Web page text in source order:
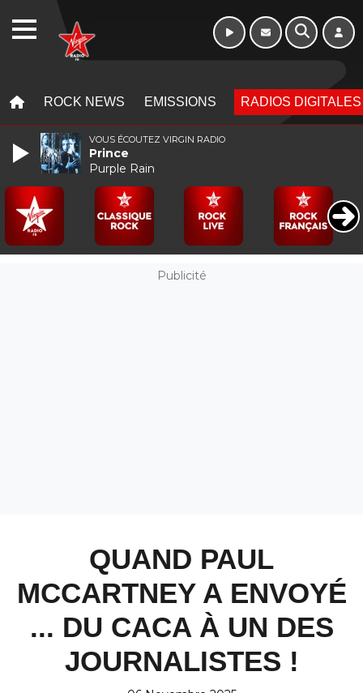
ROCK NEWS EMISSIONS RADIOS DIGITALES
Publicité
QUAND PAUL
MCCARTNEY A ENVOYÉ
... DU CACA À UN DES
JOURNALISTES !
VOUS ÉCOUTEZ VIRGIN RADIO
Prince
Purple Rain
WEBRADIO Week-end de 16h
à 20h